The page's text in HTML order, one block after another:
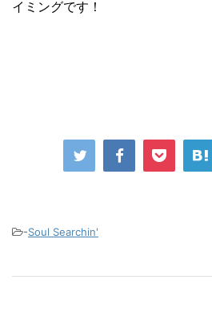
イミングです！
-Soul Searchin'